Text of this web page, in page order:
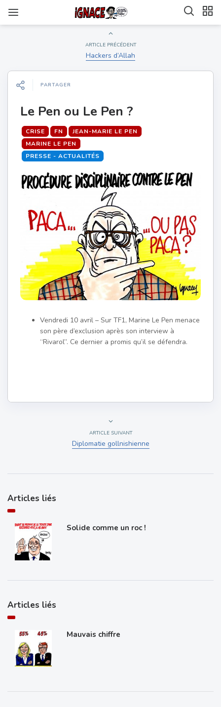
ARTICLE PRÉCÉDENT
Hackers d’Allah
PARTAGER
Le Pen ou Le Pen ?
CRISE FN
JEAN-MARIE LE PEN
MARINE LE PEN
PRESSE - ACTUALITÉS
Vendredi 10 avril – Sur TF1, Marine Le Pen menace
son père d’exclusion après son interview à
“Rivarol”. Ce dernier a promis qu’il se défendra.
ARTICLE SUIVANT
Diplomatie gollnishienne
Articles liés
Solide comme un roc !
Articles liés
Mauvais chiffre